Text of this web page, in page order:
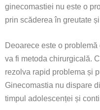
ginecomastiei nu este o
prin scăderea în greutate
Deoarece este o
va fi metoda chirurgicală.
rezolva rapid problema și
Ginecomastia nu dispare
timpul adolescenței și